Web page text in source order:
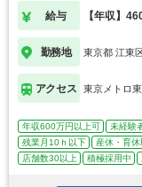
給与 【年収】
勤務地 東京都 江東
アクセス 東京メトロ
年収600万円以上可 未経験
残業月10ｈ以下
産休・育休
店舗数30以上
積極採用中